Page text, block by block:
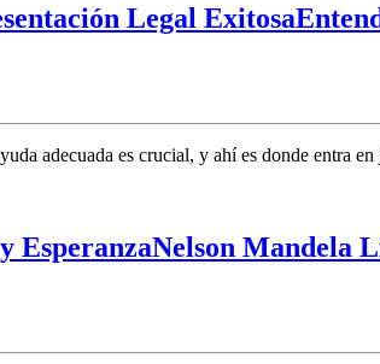
Legal Exitosa
adecuada es crucial, y ahí es donde entra
EsperanzaNelson Mandela